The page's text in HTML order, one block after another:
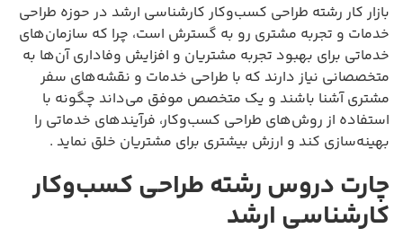
بازار کار رشته طراحی کسب‌وکار کارشناسی ارشد در حوزه طراحی
خدمات و تجربه مشتری رو به گسترش است، چرا که سازمان‌های
خدماتی برای بهبود تجربه مشتریان و افزایش وفاداری آن‌ها به
متخصصانی نیاز دارند که با طراحی خدمات و نقشه‌های سفر
مشتری آشنا باشند و یک متخصص موفق می‌داند چگونه با
استفاده از روش‌های طراحی کسب‌وکار، فرآیندهای خدماتی را
بهینه‌سازی کند و ارزش بیشتری برای مشتریان خلق نماید .
چارت دروس رشته طراحی کسب‌وکار
کارشناسی ارشد